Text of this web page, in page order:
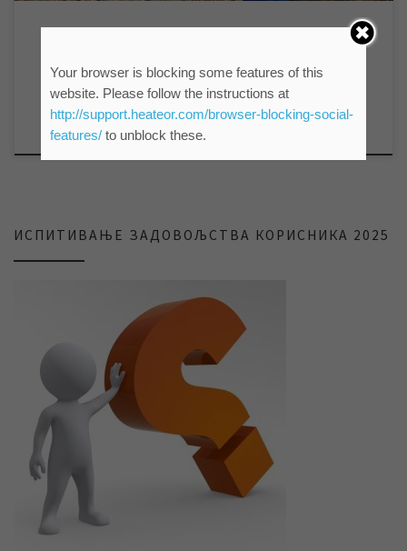
РАДОВИ У МАЛОЈ АМЕРИЦИ
ИСПИТИВАЊЕ ЗАДОВОЉСТВА КОРИСНИКА 2025
Your browser is blocking some features of this
website. Please follow the instructions at
http://support.heateor.com/browser-blocking-social-
features/to unblock these.